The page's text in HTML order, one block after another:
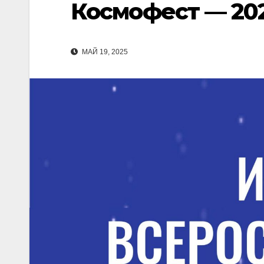
Космофест —
МАЙ 19, 2025